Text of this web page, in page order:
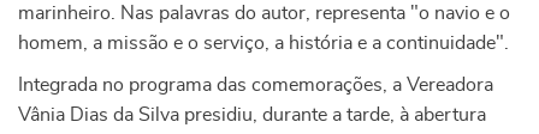
marinheiro. Nas palavras do autor, representa "o navio e o
homem, a missão e o serviço, a história e a continuidade".
Integrada no programa das comemorações, a Vereadora
Vânia Dias da Silva presidiu, durante a tarde, à abertura